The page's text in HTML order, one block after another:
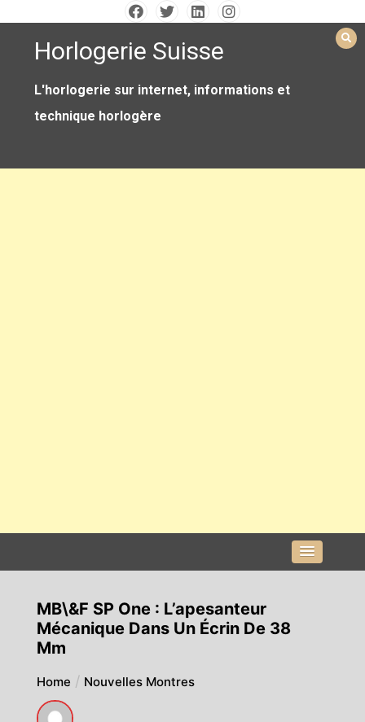
contentHorlogerie Suisse
L'horlogerie sur internet, informations et
technique horlogère
MB\&F SP One : L’apesanteur
Mécanique Dans Un Écrin De 38
Mm
Home Nouvelles Montres